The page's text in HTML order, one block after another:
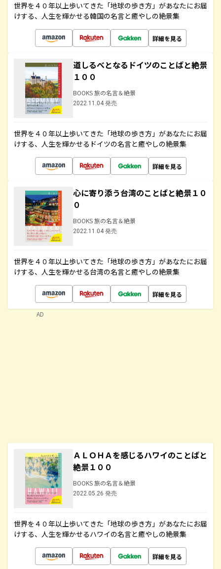
世界を４０年以上歩いてきた「地球の歩き方」があなたにお届
けする、人生を輝かせる韓国の名言と癒やしの絶景集
詳細を見る
道しるべとなるドイツのことばと絶景
１００
BOOKS 旅の名言＆絶景
2022.11.04 発売
世界を４０年以上歩いてきた「地球の歩き方」があなたにお届
けする、人生を輝かせるドイツの名言と癒やしの絶景集
詳細を見る
心に寄り添う台湾のことばと絶景１０
０
BOOKS 旅の名言＆絶景
2022.11.04 発売
世界を４０年以上歩いてきた「地球の歩き方」があなたにお届
けする、人生を輝かせる台湾の名言と癒やしの絶景集
詳細を見る
ＡＬＯＨＡを感じるハワイのことばと
絶景１００
BOOKS 旅の名言＆絶景
2022.05.26 発売
世界を４０年以上歩いてきた「地球の歩き方」があなたにお届
けする、人生を輝かせるハワイの名言と癒やしの絶景集
詳細を見る
AD